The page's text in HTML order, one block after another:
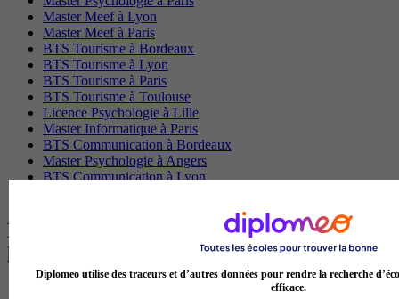
Master Meef à Lyon
Master Meef à Paris
BTS Tourisme à Bordeaux
BTS Tourisme à Lyon
BTS Tourisme à Paris
BTS Tourisme à Toulouse
Licence Psychologie à Lille
Master Informatique à Paris
BTS Communication à Bordeaux
Master Psychologie à Angers
BTS Communication à Lyon
Les intitulés de diplôme par alternance
les plus recherchés
Diplomeo utilise des traceurs et d’autres données pour rendre la recherche
efficace.